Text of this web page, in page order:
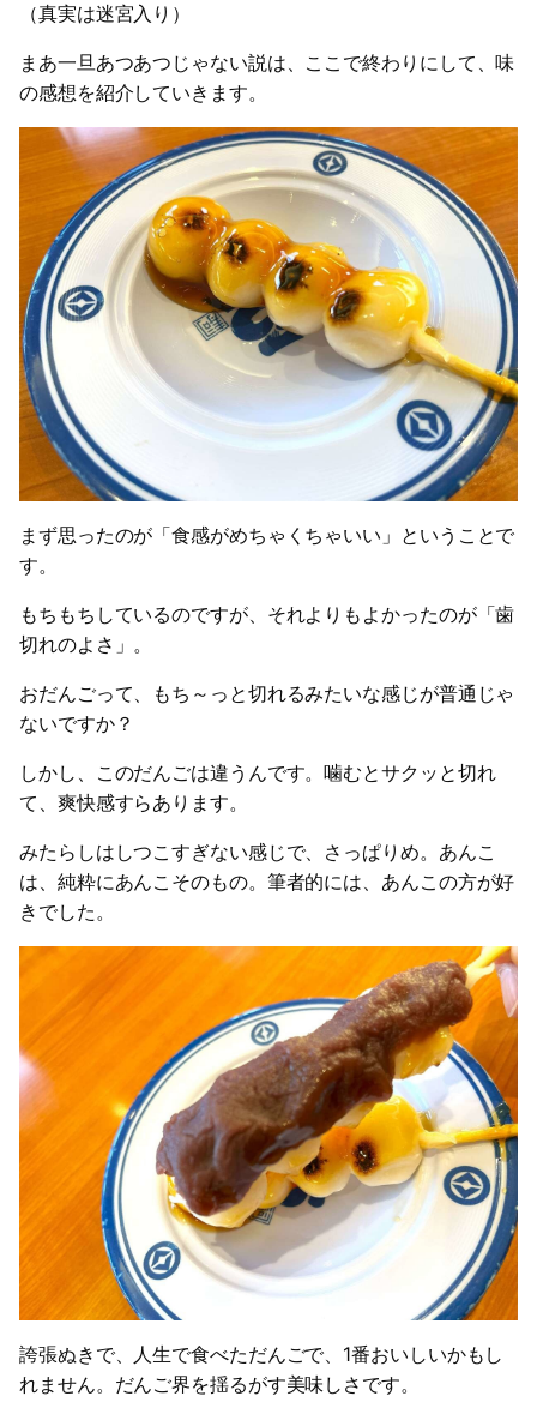
（真実は迷宮入り）
まあ一旦あつあつじゃない説は、ここで終わりにして、味
の感想を紹介していきます。
まず思ったのが「食感がめちゃくちゃいい」ということで
す。
もちもちしているのですが、それよりもよかったのが「歯
切れのよさ」。
おだんごって、もち～っと切れるみたいな感じが普通じゃ
ないですか？
しかし、このだんごは違うんです。噛むとサクッと切れ
て、爽快感すらあります。
みたらしはしつこすぎない感じで、さっぱりめ。あんこ
は、純粋にあんこそのもの。筆者的には、あんこの方が好
きでした。
誇張ぬきで、人生で食べただんごで、1番おいしいかもし
れません。だんご界を揺るがす美味しさです。